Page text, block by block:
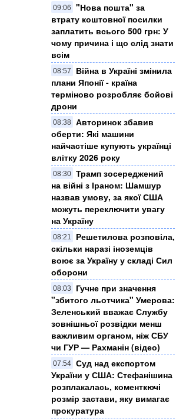
09:06
"Нова пошта" за
втрату коштовної посилки
заплатить всього 500 грн: У
чому причина і що слід знати
всім
08:57
Війна в Україні змінила
плани Японії - країна
терміново розробляє бойові
дрони
08:38 Авторинок збавив
оберти: Які машини
найчастіше купують українці
влітку 2026 року
08:30 Трамп зосереджений
на війні з Іраном: Шамшур
назвав умову, за якої США
можуть переключити увагу
на Україну
08:21
Решетилова розповіла,
скільки наразі іноземців
воює за Україну у складі Сил
оборони
08:03
Гучне при значення
"збитого льотчика" Умерова:
Зеленський вважає Службу
зовнішньої розвідки менш
важливим органом, ніж СБУ
чи ГУР — Рахманін (відео)
07:54 Суд над експортом
України у США: Стефанішина
розплакалась, коменткючі
розмір застави, яку вимагає
прокуратура